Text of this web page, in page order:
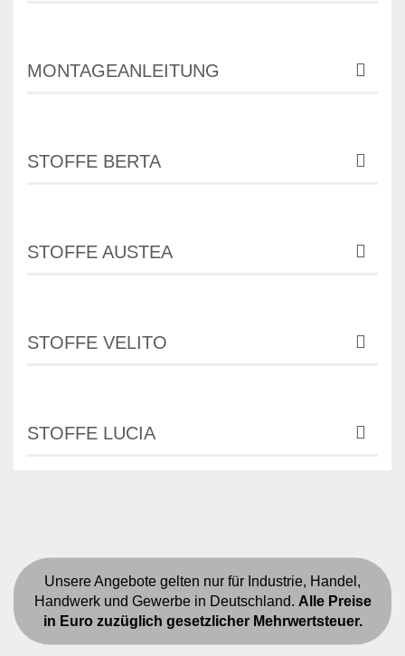
MONTAGEANLEITUNG
STOFFE BERTA
STOFFE AUSTEA
STOFFE VELITO
STOFFE LUCIA
Unsere Angebote gelten nur für Industrie, Handel,
Handwerk und Gewerbe in Deutschland. Alle Preise
in Euro zuzüglich gesetzlicher Mehrwertsteuer.